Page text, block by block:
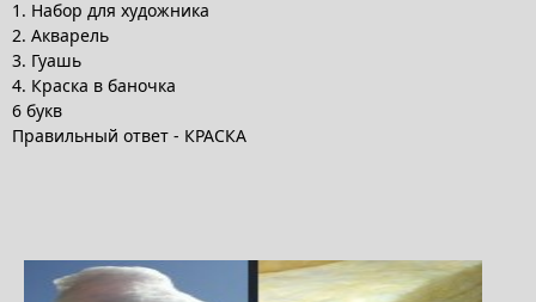
1. Набор для художника
2. Акварель
3. Гуашь
4. Краска в баночка
6 букв
Правильный ответ - КРАСКА